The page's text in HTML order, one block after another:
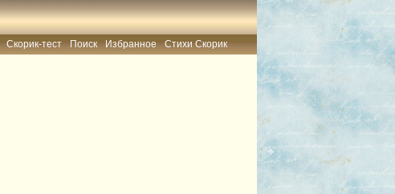
Скорик-тест Поиск Избранное Стихи Скорик